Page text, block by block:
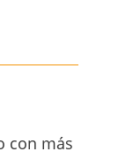
con más